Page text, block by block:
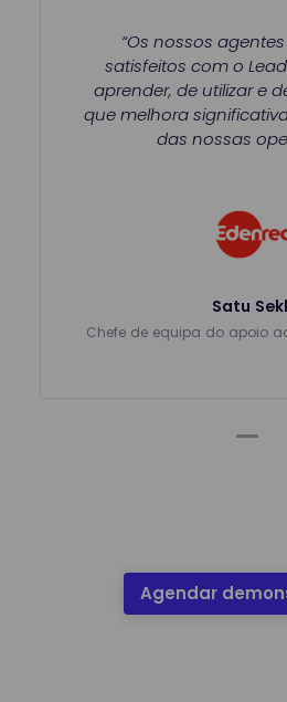
“Os nossos
satisfeitos com o
aprender, de utilizar e
que melhora
das nossas
Satu
Chefe de equipa do apoio
Agendar